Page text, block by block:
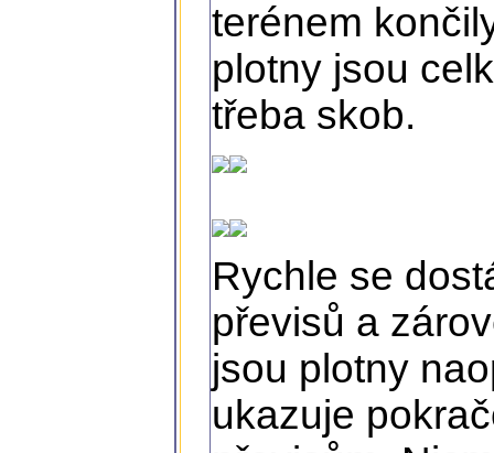
terénem
plotny jsou
třeba skob.
Rychle se
převisů a
jsou plotny
ukazuje